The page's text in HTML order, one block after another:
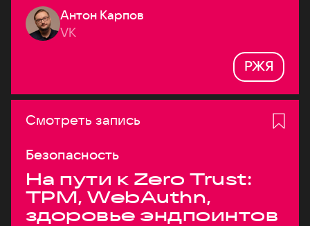
Антон Карпов
VK
РЖЯ
Смотреть запись
Безопасность
На пути к Zero Trust:
TPM, WebAuthn,
здоровье эндпоинтов